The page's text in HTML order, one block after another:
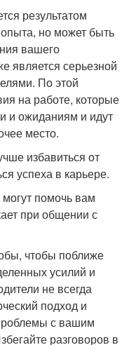
результатом
но может быть
вашего
является серьезной
По этой
на работе, которые
и ожиданиям и идут
место.
избавиться от
успеха в карьере.
помочь вам
при общении с
чтобы поближе
усилий и
не всегда
подход и
с вашим
разговоров в